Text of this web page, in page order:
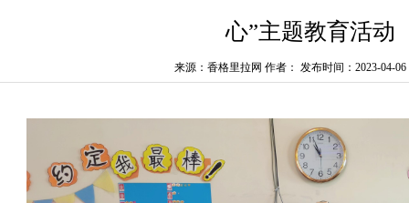
心”主题教育活动
来源：香格里拉网 作者： 发布时间：2023-04-06